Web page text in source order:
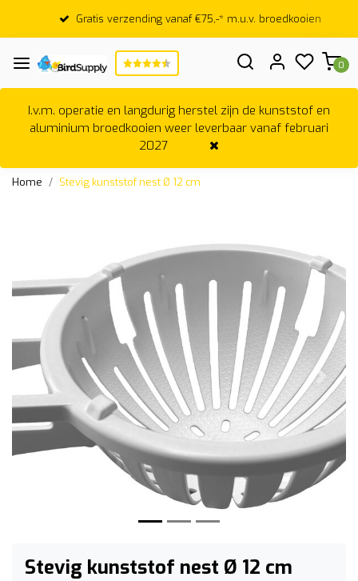
Gratis verzending vanaf €75,-* m.u.v. broedkooien
0
I.v.m. operatie en langdurig herstel zijn de kunststof en
aluminium broedkooien weer leverbaar vanaf februari
2027
Home Stevig kunststof nest Ø 12 cm
Vorige
Stevig kunststof nest Ø 12 cm